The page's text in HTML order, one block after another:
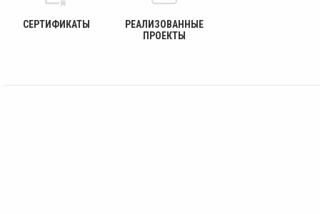
СЕРТИФИКАТЫ
РЕАЛИЗОВАННЫЕ
ПРОЕКТЫ